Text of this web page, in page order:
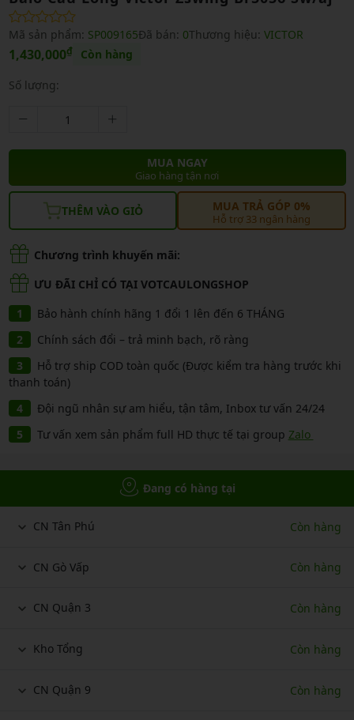
Mã sản phẩm: SP009165Đã bán: 0Thương hiệu: VICTOR
1,430,000₫ Còn hàng
Số lượng:
MUA NGAY
Giao hàng tận nơi
THÊM VÀO GIỎ MUA TRẢ GÓP 0%
Hỗ trợ 33 ngân hàng
Chương trình khuyến mãi:
ƯU ĐÃI CHỈ CÓ TẠI VOTCAULONGSHOP
Bảo hành chính hãng 1 đổi 1 lên đến 6 THÁNG
Chính sách đổi – trả minh bạch, rõ ràng
Hỗ trợ ship COD toàn quốc (Được kiểm tra hàng trước khi
thanh toán)
Đội ngũ nhân sự am hiểu, tận tâm, Inbox tư vấn 24/24
Tư vấn xem sản phẩm full HD thực tế tại group Zalo
Đang có hàng tại
CN Tân Phú Còn hàng
CN Gò Vấp Còn hàng
CN Quận 3 Còn hàng
Kho Tổng Còn hàng
CN Quận 9 Còn hàng